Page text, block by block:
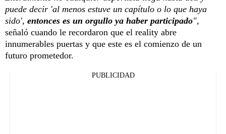
puede decir 'al menos estuve un capítulo o lo que haya
sido', entonces es un orgullo ya haber participado",
señaló cuando le recordaron que el reality abre
innumerables puertas y que este es el comienzo de un
futuro prometedor.
PUBLICIDAD